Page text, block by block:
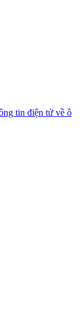
tin điện tử về ô